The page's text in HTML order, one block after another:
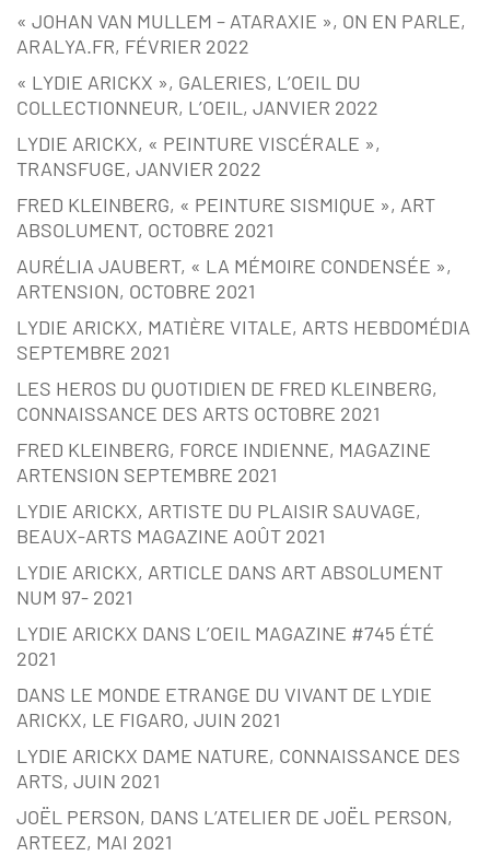
« JOHAN VAN MULLEM – ATARAXIE », ON EN PARLE,
ARALYA.FR, FÉVRIER 2022
« LYDIE ARICKX », GALERIES, L’OEIL DU
COLLECTIONNEUR, L’OEIL, JANVIER 2022
LYDIE ARICKX, « PEINTURE VISCÉRALE »,
TRANSFUGE, JANVIER 2022
FRED KLEINBERG, « PEINTURE SISMIQUE », ART
ABSOLUMENT, OCTOBRE 2021
AURÉLIA JAUBERT, « LA MÉMOIRE CONDENSÉE »,
ARTENSION, OCTOBRE 2021
LYDIE ARICKX, MATIÈRE VITALE, ARTS HEBDOMÉDIA
SEPTEMBRE 2021
LES HEROS DU QUOTIDIEN DE FRED KLEINBERG,
CONNAISSANCE DES ARTS OCTOBRE 2021
FRED KLEINBERG, FORCE INDIENNE, MAGAZINE
ARTENSION SEPTEMBRE 2021
LYDIE ARICKX, ARTISTE DU PLAISIR SAUVAGE,
BEAUX-ARTS MAGAZINE AOÛT 2021
LYDIE ARICKX, ARTICLE DANS ART ABSOLUMENT
NUM 97- 2021
LYDIE ARICKX DANS L’OEIL MAGAZINE #745 ÉTÉ
2021
DANS LE MONDE ETRANGE DU VIVANT DE LYDIE
ARICKX, LE FIGARO, JUIN 2021
LYDIE ARICKX DAME NATURE, CONNAISSANCE DES
ARTS, JUIN 2021
JOËL PERSON, DANS L’ATELIER DE JOËL PERSON,
ARTEEZ, MAI 2021